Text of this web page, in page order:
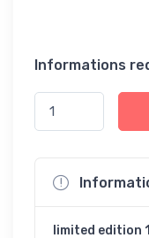
Informations
limited edition